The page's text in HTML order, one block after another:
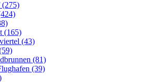
(275)
(165)
(43)
(81)
(39)